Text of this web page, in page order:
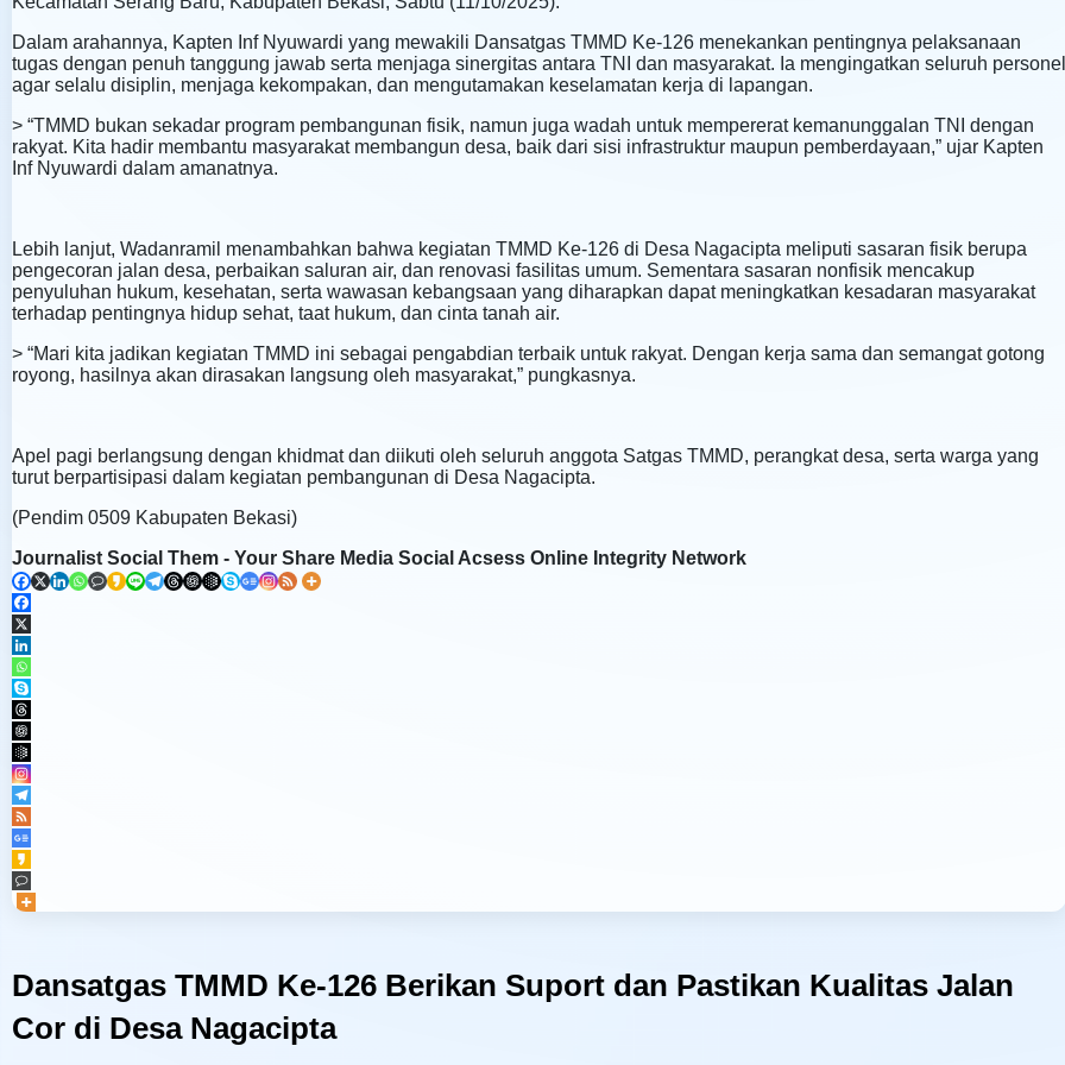
Dalam arahannya, Kapten Inf Nyuwardi yang mewakili Dansatgas TMMD Ke-126 menekankan pentingnya pelaksanaan
tugas dengan penuh tanggung jawab serta menjaga sinergitas antara TNI dan masyarakat. Ia mengingatkan seluruh personel
agar selalu disiplin, menjaga kekompakan, dan mengutamakan keselamatan kerja di lapangan.
> “TMMD bukan sekadar program pembangunan fisik, namun juga wadah untuk mempererat kemanunggalan TNI dengan
rakyat. Kita hadir membantu masyarakat membangun desa, baik dari sisi infrastruktur maupun pemberdayaan,” ujar Kapten
Inf Nyuwardi dalam amanatnya.
Lebih lanjut, Wadanramil menambahkan bahwa kegiatan TMMD Ke-126 di Desa Nagacipta meliputi sasaran fisik berupa
pengecoran jalan desa, perbaikan saluran air, dan renovasi fasilitas umum. Sementara sasaran nonfisik mencakup
penyuluhan hukum, kesehatan, serta wawasan kebangsaan yang diharapkan dapat meningkatkan kesadaran masyarakat
terhadap pentingnya hidup sehat, taat hukum, dan cinta tanah air.
> “Mari kita jadikan kegiatan TMMD ini sebagai pengabdian terbaik untuk rakyat. Dengan kerja sama dan semangat gotong
royong, hasilnya akan dirasakan langsung oleh masyarakat,” pungkasnya.
Apel pagi berlangsung dengan khidmat dan diikuti oleh seluruh anggota Satgas TMMD, perangkat desa, serta warga yang
turut berpartisipasi dalam kegiatan pembangunan di Desa Nagacipta.
(Pendim 0509 Kabupaten Bekasi)
Journalist Social Them - Your Share Media Social Acsess Online Integrity Network
Navigasi
pos
Dansatgas TMMD Ke-126 Berikan Suport dan Pastikan Kualitas Jalan
Cor di Desa Nagacipta